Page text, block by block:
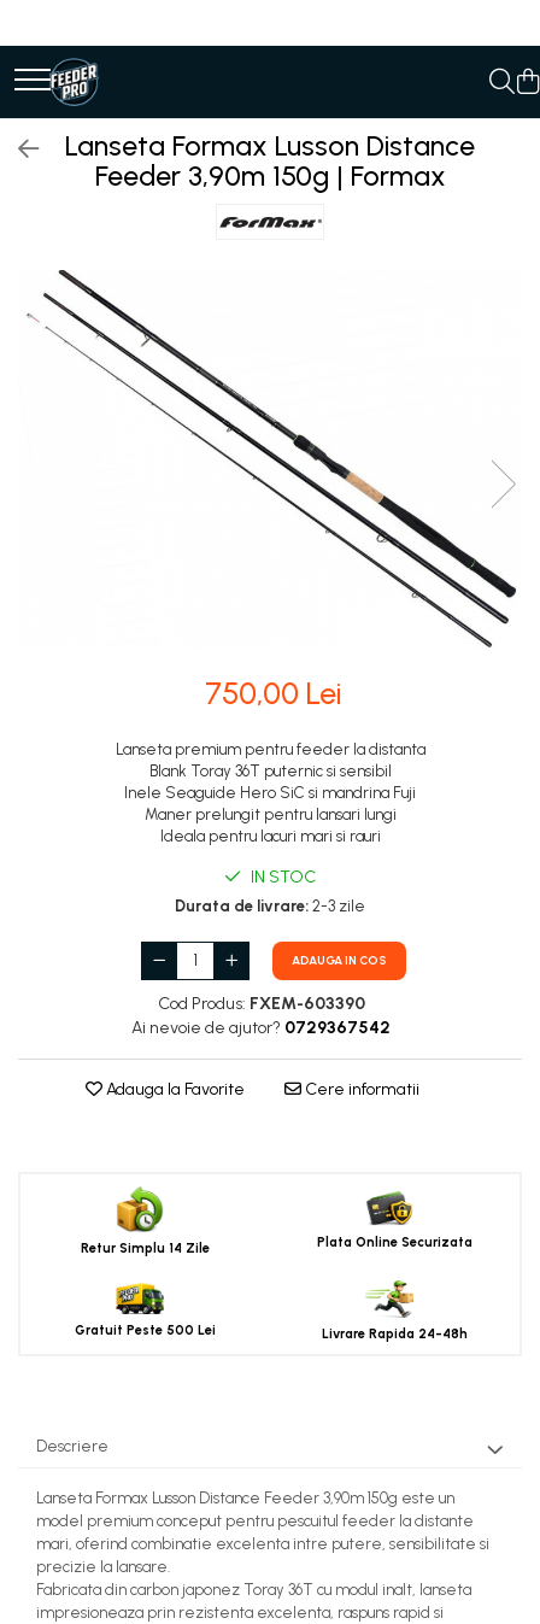
Lanseta Formax Lusson Distance
Feeder 3,90m 150g | Formax
750,00 Lei
Lanseta premium pentru feeder la distanta
Blank Toray 36T puternic si sensibil
Inele Seaguide Hero SiC si mandrina Fuji
Maner prelungit pentru lansari lungi
Ideala pentru lacuri mari si rauri
IN STOC
Durata de livrare: 2-3 zile
ADAUGA IN COS
Cod Produs: FXEM-603390
Ai nevoie de ajutor? 0729367542
Adauga la Favorite Cere informatii
Retur Simplu 14 Zile Plata Online Securizata
Gratuit Peste 500 Lei Livrare Rapida 24-48h
Descriere
Lanseta Formax Lusson Distance Feeder 3,90m 150g este un
model premium conceput pentru pescuitul feeder la distante
mari, oferind combinatie excelenta intre putere, sensibilitate si
precizie la lansare.
Fabricata din carbon japonez Toray 36T cu modul inalt, lanseta
impresioneaza prin rezistenta excelenta, raspuns rapid si